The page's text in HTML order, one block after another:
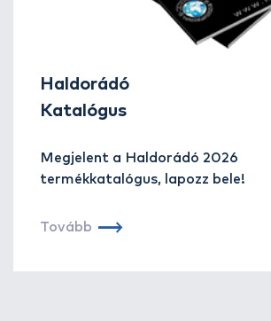
Haldorádó
Katalógus
Megjelent a Haldorádó 2026
termékkatalógus, lapozz bele!
Tovább